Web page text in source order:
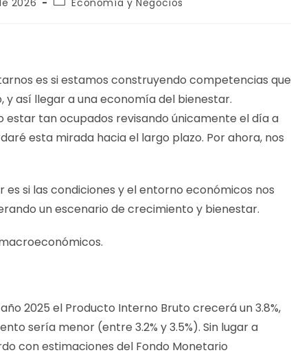
2026 Economía y Negocios
es si estamos construyendo competencias que
así llegar a una economía del bienestar.
tan ocupados revisando únicamente el día a
esta mirada hacia el largo plazo. Por ahora, nos
si las condiciones y el entorno económicos nos
un escenario de crecimiento y bienestar.
2025 el Producto Interno Bruto crecerá un 3.8%,
sería menor (entre 3.2% y 3.5%). Sin lugar a
con estimaciones del Fondo Monetario